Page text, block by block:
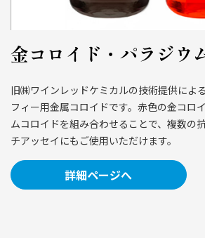
金コロイド・パラジウ
旧㈱ワインレッドケミカルの技術提供によ
フィー用金属コロイドです。赤色の金コロ
ムコロイドを組み合わせることで、複数の
チアッセイにもご使用いただけます。
詳細ページへ